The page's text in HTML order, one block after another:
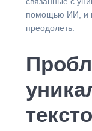
помощью ИИ, и
преодолеть.